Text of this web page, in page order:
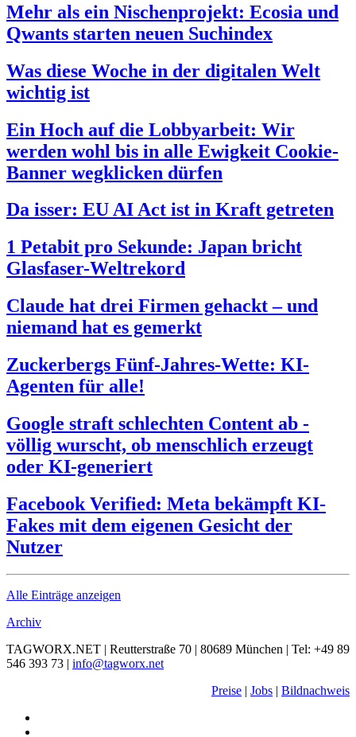
Mehr als ein Nischenprojekt: Ecosia und
Qwants starten neuen Suchindex
Was diese Woche in der digitalen Welt
wichtig ist
Ein Hoch auf die Lobbyarbeit: Wir
werden wohl bis in alle Ewigkeit Cookie-
Banner wegklicken dürfen
Da isser: EU AI Act ist in Kraft getreten
1 Petabit pro Sekunde: Japan bricht
Glasfaser-Weltrekord
Claude hat drei Firmen gehackt – und
niemand hat es gemerkt
Zuckerbergs Fünf-Jahres-Wette: KI-
Agenten für alle!
Google straft schlechten Content ab -
völlig wurscht, ob menschlich erzeugt
oder KI-generiert
Facebook Verified: Meta bekämpft KI-
Fakes mit dem eigenen Gesicht der
Nutzer
Alle Einträge anzeigen
Archiv
TAGWORX.NET | Reutterstraße 70 | 80689 München | Tel: +49 89
546 393 73 | info@tagworx.net
Preise | Jobs | Bildnachweis